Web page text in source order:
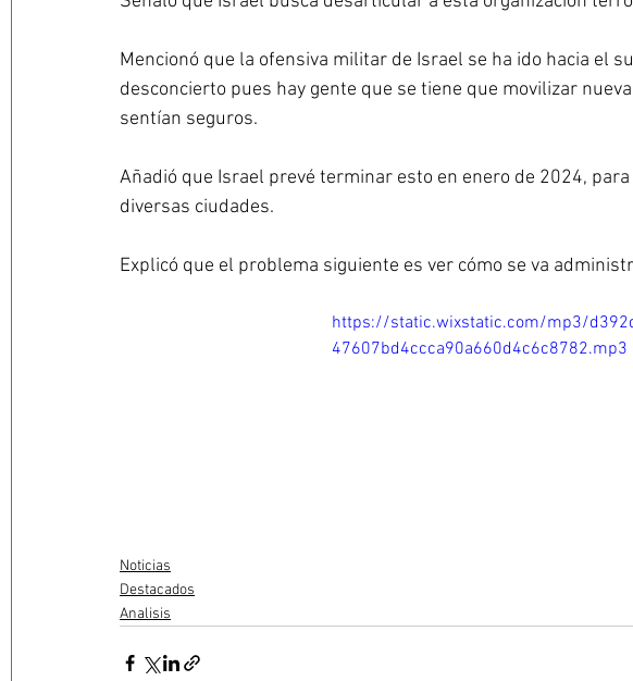
Mencionó que la ofensiva militar de Israel se ha ido hacia el
desconcierto pues hay gente que se tiene que movilizar
sentían seguros.
Añadió que Israel prevé terminar esto en enero de 2024,
diversas ciudades.
Explicó que el problema siguiente es ver cómo se va
https://static.wixstatic.com/mp3/
47607bd4ccca90a660d4c6c8782.mp3
Noticias
Destacados
Analisis